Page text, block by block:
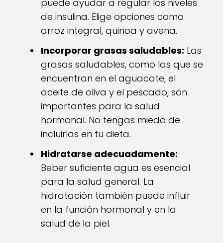
puede ayudar a regular los niveles
de insulina. Elige opciones como
arroz integral, quinoa y avena.
Incorporar grasas saludables: Las
grasas saludables, como las que se
encuentran en el aguacate, el
aceite de oliva y el pescado, son
importantes para la salud
hormonal. No tengas miedo de
incluirlas en tu dieta.
Hidratarse adecuadamente:
Beber suficiente agua es esencial
para la salud general. La
hidratación también puede influir
en la función hormonal y en la
salud de la piel.